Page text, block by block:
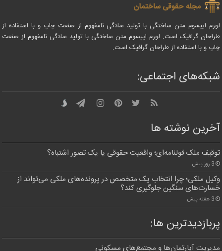
لورم ایپسوم متن ساختگی با تولید سادگی نامفهوم از صنعت چاپ و با استفاده از
طراحان گرافیک است. لورم ایپسوم متن ساختگی با تولید سادگی نامفهوم از صنعت
چاپ و با استفاده از طراحان گرافیک است.
شبکه‌های اجتماعی:
آخرین نوشته ها
توقیف ملک قولنامه‌ای؛ واقعیت حقوقی یا یک تصور اشتباه؟
3 روز پیش
وکیل ملکی؛ چرا انتخاب یک متخصص در پرونده‌های ملکی می‌تواند از
خسارت‌های سنگین جلوگیری کند؟
3 هفته پیش
پربازدیدترین‌ ها:
مدیریت آپارتمان‌ها و مجتمع‌های مسکونی